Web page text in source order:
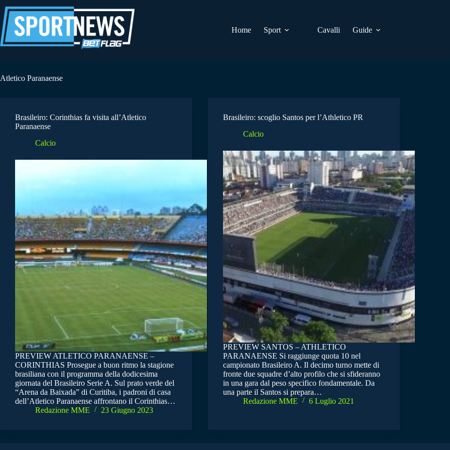
al
contenuto
Home
Sport Cavalli Guide
Atletico Paranaense
Brasileiro: Corinthias fa visita all’Atletico
Paranaense
Calcio
PREVIEW ATLETICO PARANAENSE –
CORINTHIAS Prosegue a buon ritmo la stagione
brasiliana con il programma della dodicesima
giornata del Brasileiro Serie A. Sul prato verde del
“Arena da Baixada” di Curitiba, i padroni di casa
dell’Atletico Paranaense affrontano il Corinthias…
Redazione MME
23 Giugno 2023
Brasileiro: scoglio Santos per l’Athletico PR
Calcio
PREVIEW SANTOS – ATHLETICO
PARANAENSE Si raggiunge quota 10 nel
campionato Brasileiro A. Il decimo turno mette di
fronte due squadre d’alto profilo che si sfideranno
in una gara dal peso specifico fondamentale. Da
una parte il Santos si prepara…
Redazione MME
6 Luglio 2021